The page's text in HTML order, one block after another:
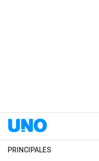
PRINCIPALES